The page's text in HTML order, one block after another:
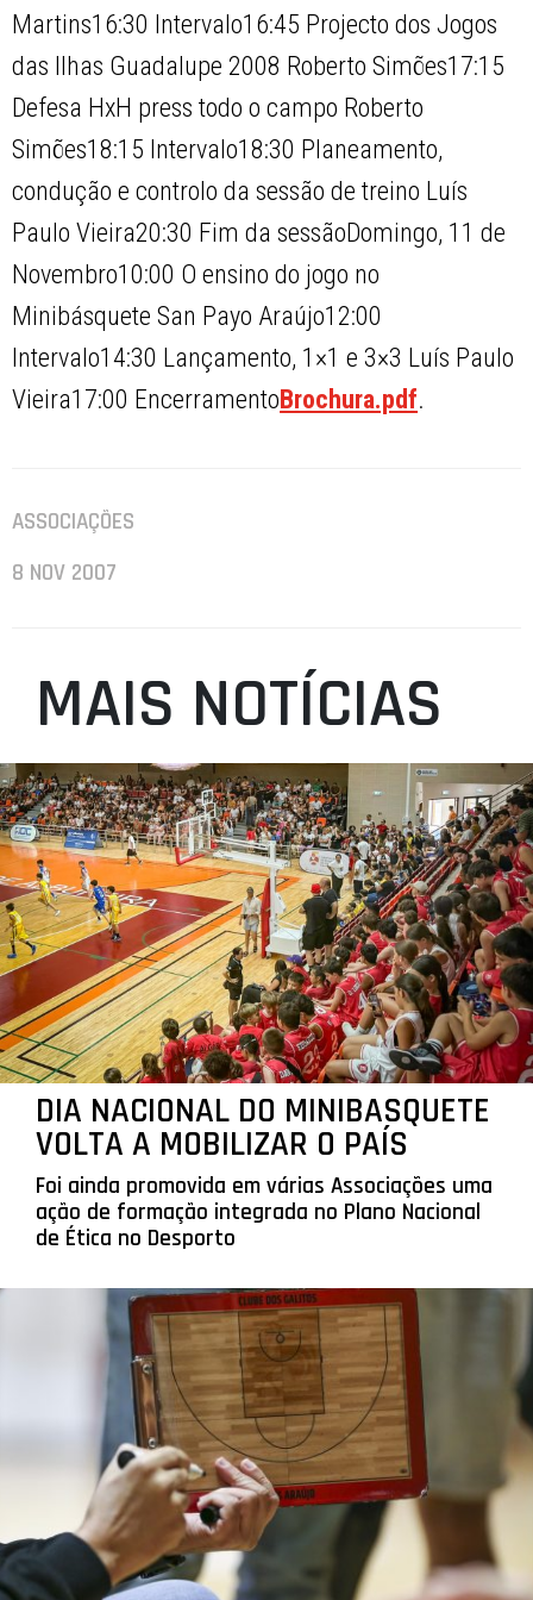
Martins16:30 Intervalo16:45 Projecto dos Jogos
das Ilhas Guadalupe 2008 Roberto Simões17:15
Defesa HxH press todo o campo Roberto
Simões18:15 Intervalo18:30 Planeamento,
condução e controlo da sessão de treino Luís
Paulo Vieira20:30 Fim da sessãoDomingo, 11 de
Novembro10:00 O ensino do jogo no
Minibásquete San Payo Araújo12:00
Intervalo14:30 Lançamento, 1×1 e 3×3 Luís Paulo
Vieira17:00 Encerramento Brochura.pdf.
ASSOCIAÇÕES
8 NOV 2007
MAIS NOTÍCIAS
DIA NACIONAL DO MINIBASQUETE
VOLTA A MOBILIZAR O PAÍS
Foi ainda promovida em várias Associações uma
ação de formação integrada no Plano Nacional
de Ética no Desporto